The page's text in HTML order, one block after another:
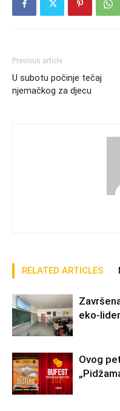
Previous article
U subotu počinje tečaj
njemačkog za djecu
RELATED ARTICLES
eko-
Ovog